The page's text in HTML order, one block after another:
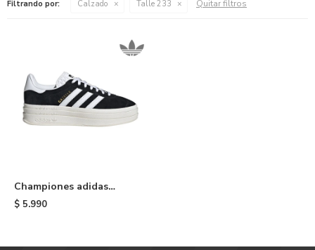
Filtrando por: Calzado Talle 233 Quitar filtros
Championes adidas
Gazelle Bold - Black
$ 5.990